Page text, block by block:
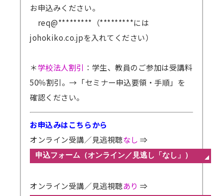
お申込みください。
req@*********（*********には
johokiko.co.jpを入れてください）
＊学校法人割引 ：学生、教員のご参加は受講料
50％割引。→「セミナー申込要領・手順」を
確認ください。
お申込みはこちらから
オンライン受講／見逃視聴なし ⇒
オンライン受講／見逃視聴あり ⇒